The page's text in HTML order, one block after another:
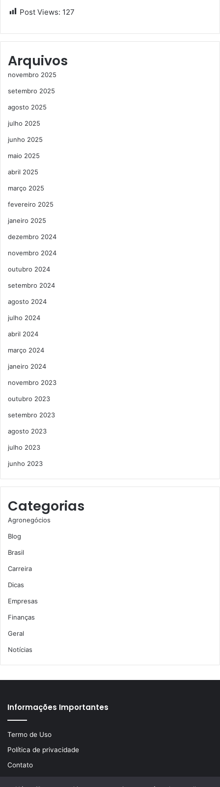
Post Views: 127
Arquivos
novembro 2025
setembro 2025
agosto 2025
julho 2025
junho 2025
maio 2025
abril 2025
março 2025
fevereiro 2025
janeiro 2025
dezembro 2024
novembro 2024
outubro 2024
setembro 2024
agosto 2024
julho 2024
abril 2024
março 2024
janeiro 2024
novembro 2023
outubro 2023
setembro 2023
agosto 2023
julho 2023
junho 2023
Categorias
Agronegócios
Blog
Brasil
Carreira
Dicas
Empresas
Finanças
Geral
Notícias
Informações Importantes
Termo de Uso
Política de privacidade
Contato